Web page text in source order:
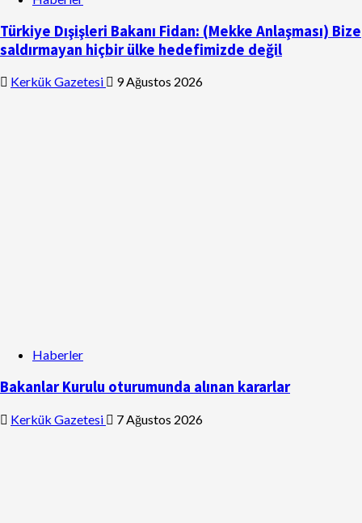
Türkiye Dışişleri Bakanı Fidan: (Mekke Anlaşması) Bize
saldırmayan hiçbir ülke hedefimizde değil
Kerkük Gazetesi 9 Ağustos 2026
Haberler
Bakanlar Kurulu oturumunda alınan kararlar
Kerkük Gazetesi 7 Ağustos 2026